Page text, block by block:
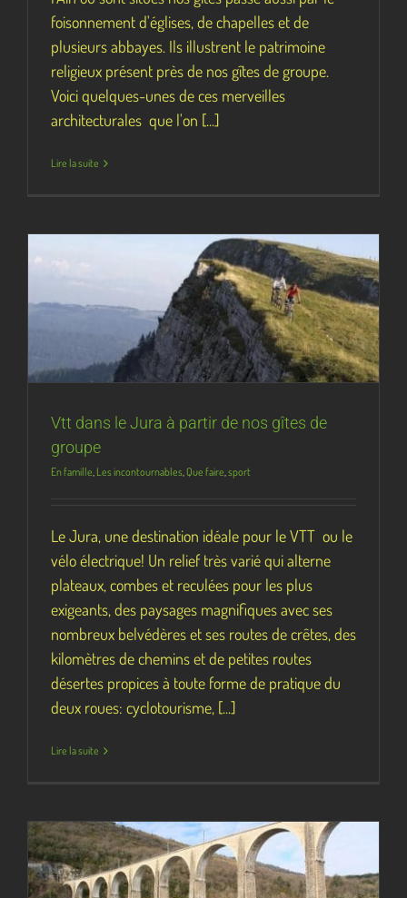
foisonnement d'églises, de chapelles et de
plusieurs abbayes. Ils illustrent le patrimoine
religieux présent près de nos gîtes de groupe.
Voici quelques-unes de ces merveilles
architecturales que l'on [...]
Lire la suite
Vtt dans le Jura à partir de nos gîtes de
groupe
En famille, Les incontournables, Que faire,sport
Le Jura, une destination idéale pour le VTT ou le
vélo électrique! Un relief très varié qui alterne
plateaux, combes et reculées pour les plus
exigeants, des paysages magnifiques avec ses
nombreux belvédères et ses routes de crêtes, des
kilomètres de chemins et de petites routes
désertes propices à toute forme de pratique du
deux roues: cyclotourisme, [...]
Lire la suite